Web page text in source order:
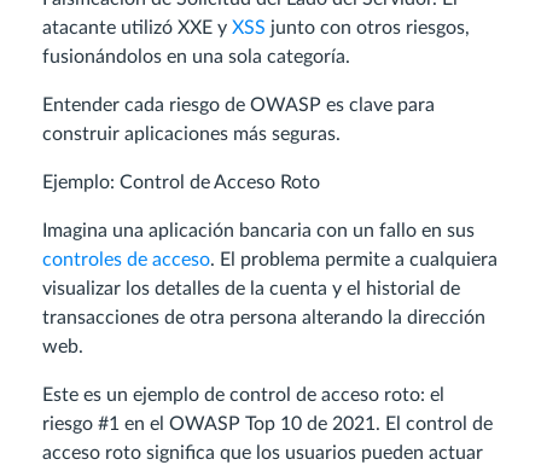
atacante utilizó XXE y XSS junto con otros riesgos,
fusionándolos en una sola categoría.
Entender cada riesgo de OWASP es clave para
construir aplicaciones más seguras.
Ejemplo: Control de Acceso Roto
Imagina una aplicación bancaria con un fallo en sus
controles de acceso. El problema permite a cualquiera
visualizar los detalles de la cuenta y el historial de
transacciones de otra persona alterando la dirección
web.
Este es un ejemplo de control de acceso roto: el
riesgo #1 en el OWASP Top 10 de 2021. El control de
acceso roto significa que los usuarios pueden actuar